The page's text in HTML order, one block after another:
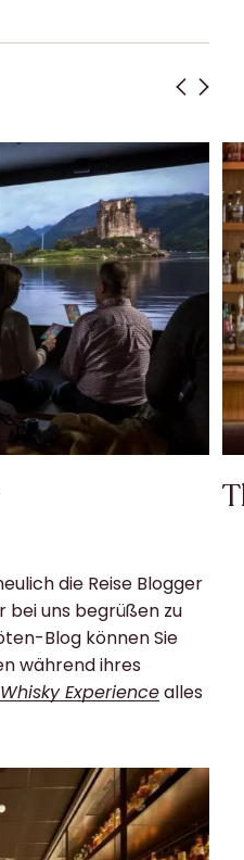
die Reise Blogger
bei uns begrüßen zu
Blog können Sie
während ihres
Experiencealles